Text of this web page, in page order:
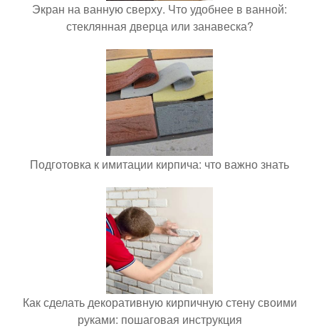
Экран на ванную сверху. Что удобнее в ванной:
стеклянная дверца или занавеска?
Подготовка к имитации кирпича: что важно знать
Как сделать декоративную кирпичную стену своими
руками: пошаговая инструкция